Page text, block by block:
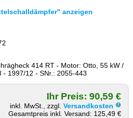
anzeigen
414 RT - Motor: Otto, 55 kW /
- 1997/12 - SNr.: 2055-443
Ihr Preis: 90,59 €
inkl. MwSt., zzgl.Versandkosten
Gesamtpreis inkl. Versand: 125,49 €